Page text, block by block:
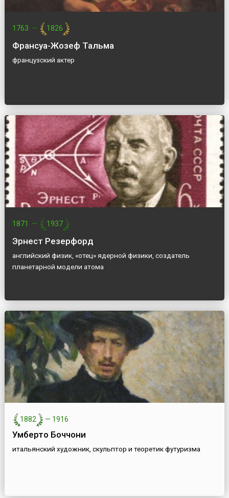
1763 — 1826
Франсуа-Жозеф Тальма
французский актер
1871 — 1937
Эрнест Резерфорд
английский физик, «отец» ядерной физики, создатель
планетарной модели атома
1882 — 1916
Умберто Боччони
итальянский художник, скульптор и теоретик футуризма